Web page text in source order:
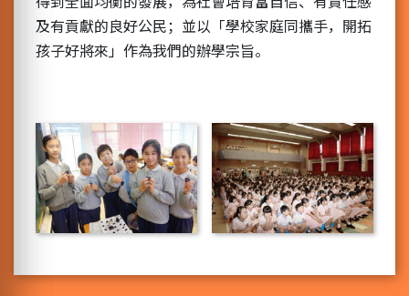
及有貢獻的良好公民；並以「學校家庭同攜手，開拓
孩子好將來」作為我們的辦學宗旨。